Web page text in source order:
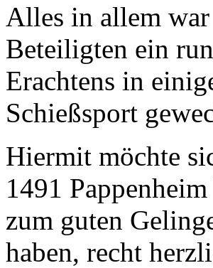
Alles in allem
Beteiligten ein
Erachtens in
Schießsport
Hiermit möchte
1491
zum guten
haben, recht